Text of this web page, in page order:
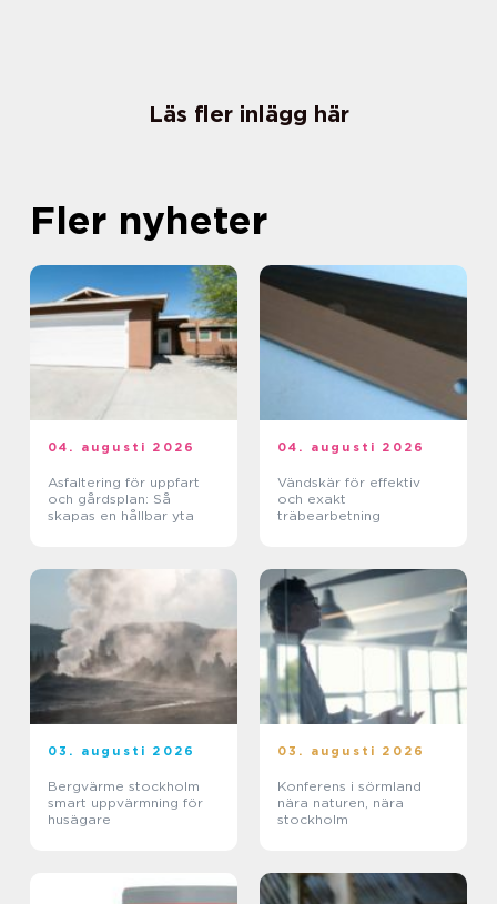
Läs fler inlägg här
Fler nyheter
04. augusti 2026
Asfaltering för uppfart
och gårdsplan: Så
skapas en hållbar yta
04. augusti 2026
Vändskär för effektiv
och exakt
träbearbetning
03. augusti 2026
Bergvärme stockholm
smart uppvärmning för
husägare
03. augusti 2026
Konferens i sörmland
nära naturen, nära
stockholm